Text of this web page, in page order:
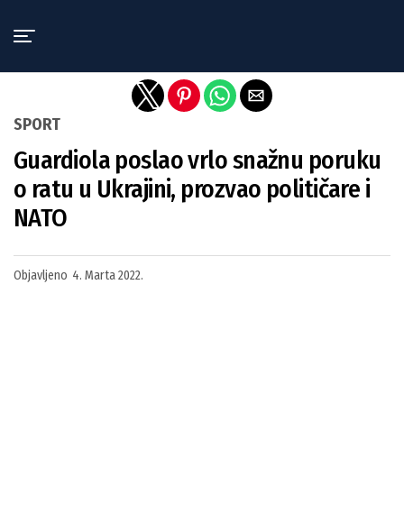
SPORT
Guardiola poslao vrlo snažnu poruku
o ratu u Ukrajini, prozvao političare i
NATO
Objavljeno 4. Marta 2022.